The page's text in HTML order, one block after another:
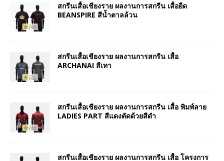
สกรีนเสื้อเชียงราย ผลงานการสกรีน เสื้อยืด
BEANSPIRE สีน้ำตาลล้วน
สกรีนเสื้อเชียงราย ผลงานการสกรีน เสื้อ
ARCHANAI สีเทา
สกรีนเสื้อเชียงราย ผลงานการสกรีน เสื้อ พิมพ์ลาย
LADIES PART สีแดงตัดด้วยสีดำ
สกรีนเสื้อเชียงราย ผลงานการสกรีน เสื้อ โครงการ